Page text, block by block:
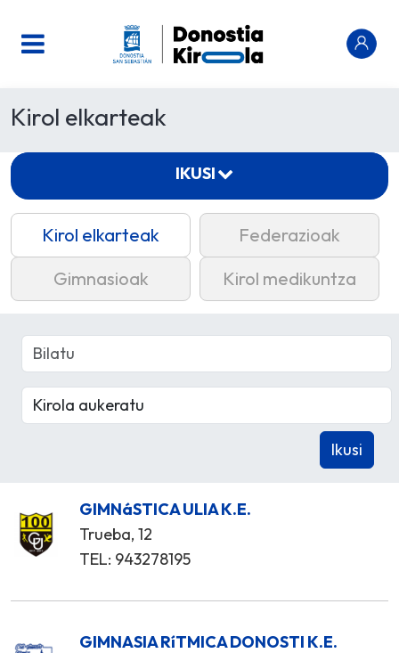
Kirol elkarteak
Kirol elkarteak
Federazioak
Gimnasioak
Kirol medikuntza
GIMNáSTICA ULIA K.E.
Trueba, 12
TEL: 943278195
GIMNASIA RíTMICA DONOSTI K.E.
IKUSI